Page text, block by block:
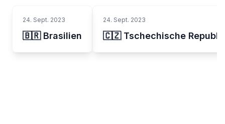
24. Sept. 2023
🇧🇷 Brasilien
24. Sept. 2023
🇨🇿 Tschechische